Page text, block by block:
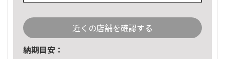
近くの店舗を確認する
納期目安：